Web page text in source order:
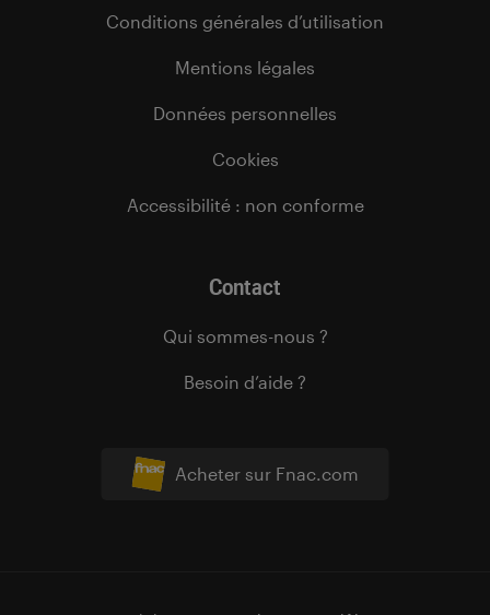
Acheter sur Fnac.com
Conditions générales d’utilisation
Mentions légales
Données personnelles
Cookies
Accessibilité : non conforme
Contact
Qui sommes-nous ?
Besoin d’aide ?